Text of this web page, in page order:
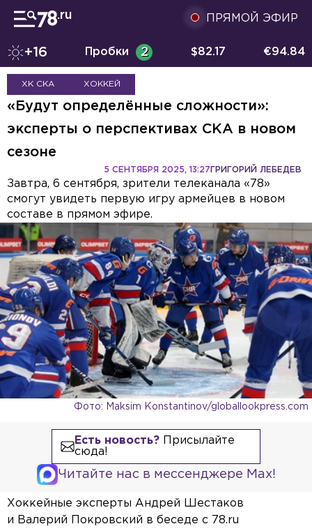
ПРЯМОЙ ЭФИР
+16 Пробки 2 $82.17 €94.84
ХК СКА ХОККЕЙ
«Будут определённые сложности»:
эксперты о перспективах СКА в новом
сезоне
ГРИГОРИЙ ЛЕБЕДЕВ
5 СЕНТЯБРЯ 2025, 13:27
Завтра, 6 сентября, зрители телеканала «78»
смогут увидеть первую игру армейцев в новом
составе в прямом эфире.
Фото: Maksim Konstantinov/globallookpress.com
Есть новость?Присылайте
сюда!
Читайте нас в мессенджере Max!
Хоккейные эксперты Андрей Шестаков
и Валерий Покровский в беседе с 78.ru